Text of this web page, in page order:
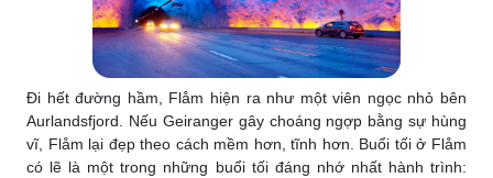
Đi hết đường hầm, Flåm hiện ra như một viên ngọc nhỏ bên
Aurlandsfjord. Nếu Geiranger gây choáng ngợp bằng sự hùng
vĩ, Flåm lại đẹp theo cách mềm hơn, tĩnh hơn. Buổi tối ở Flåm
có lẽ là một trong những buổi tối đáng nhớ nhất hành trình: